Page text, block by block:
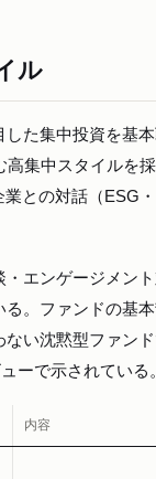
ル
た集中投資を基
集中スタイルを
との対話（ESG
エンゲージメン
。ファンドの基
い沈黙型ファン
ーで示されている。
内容